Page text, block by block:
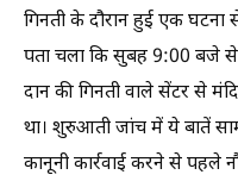
गिनती के दौरान हुई एक
पता चला कि सुबह 9:00 बजे
दान की गिनती वाले सेंटर से
था। शुरुआती जांच में ये बातें
कानूनी कार्रवाई करने से